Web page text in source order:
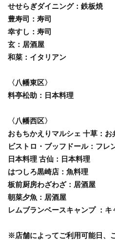
せせらぎダイニング：鉄板焼
豊寿司：寿司
幸すし：寿司
玄：居酒屋
和菜：イタリアン
〈八幡東区〉
料亭松助：日本料理
〈八幡西区〉
おもちかえりマルシェ 十草：お
ビストロ・ブッフドール：フレ
日本料理 古仙：日本料理
はつしろ黒崎店：魚料理
板前厨房わざわざ：居酒屋
朝菜夕魚：居酒屋
レムブランベースキャンプ ：キ
※店舗によってご利用可能日、